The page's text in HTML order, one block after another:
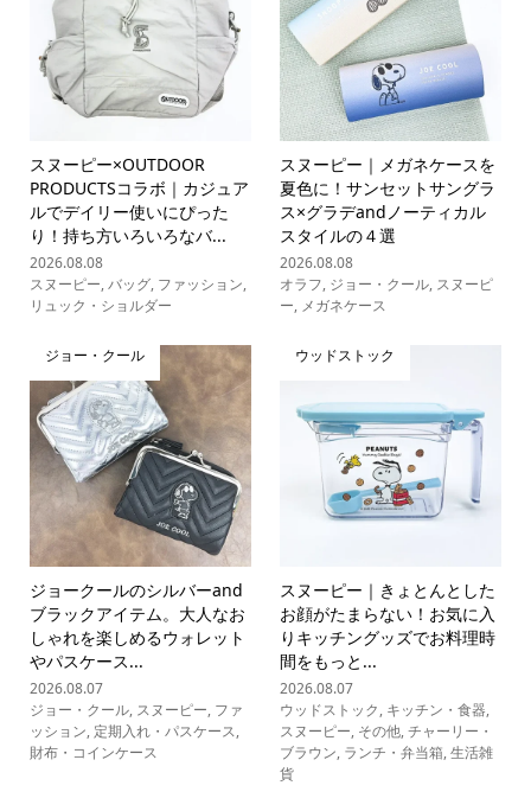
スヌーピー×OUTDOOR
PRODUCTSコラボ｜カジュア
ルでデイリー使いにぴった
り！持ち方いろいろなバ...
2026.08.08
スヌーピー,バッグ, ファッション,
リュック・ショルダー
スヌーピー｜メガネケースを
夏色に！サンセットサングラ
ス×グラデandノーティカル
スタイルの４選
2026.08.08
オラフ, ジョー・クール, スヌーピ
ー, メガネケース
ジョー・クール
ジョークールのシルバーand
ブラックアイテム。大人なお
しゃれを楽しめるウォレット
やパスケース...
2026.08.07
ジョー・クール, スヌーピー, ファ
ッション, 定期入れ・パスケース,
財布・コインケース
ウッドストック
スヌーピー｜きょとんとした
お顔がたまらない！お気に入
りキッチングッズでお料理時
間をもっと...
2026.08.07
ウッドストック, キッチン・食器,
スヌーピー, その他,チャーリー・
ブラウン, ランチ・弁当箱,生活雑
貨